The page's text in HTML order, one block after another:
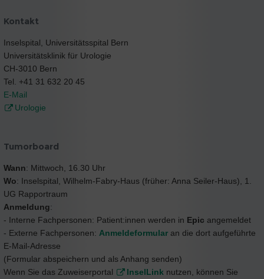
Kontakt
Inselspital, Universitätsspital Bern
Universitätsklinik für Urologie
CH-3010 Bern
Tel. +41 31 632 20 45
E-Mail
Urologie
Tumorboard
Wann: Mittwoch, 16.30 Uhr
Wo: Inselspital, Wilhelm-Fabry-Haus (früher: Anna Seiler-Haus), 1.
UG Rapportraum
Anmeldung:
- Interne Fachpersonen: Patient:innen werden in Epic angemeldet
- Externe Fachpersonen: Anmeldeformular an die dort aufgeführte
E-Mail-Adresse
(Formular abspeichern und als Anhang senden)
Wenn Sie das Zuweiserportal
InselLink nutzen, können Sie